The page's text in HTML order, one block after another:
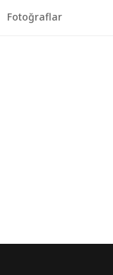
Fotoğraflar